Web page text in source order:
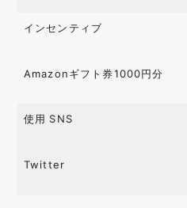
インセンティブ
Amazonギフト券1000円分
使用 SNS
Twitter